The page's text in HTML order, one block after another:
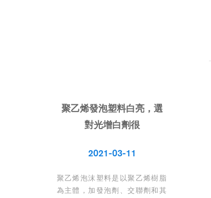
聚乙烯發泡塑料白亮，選
對光增白劑很
2021-03-11
聚乙烯泡沫塑料是以聚乙烯樹脂
為主體，加發泡劑、交聯劑和其